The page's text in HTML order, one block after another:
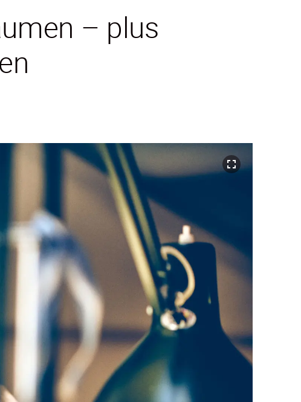
– plus